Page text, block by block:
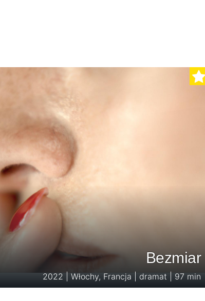
Bezmiar
2022 | Włochy, Francja | dramat | 97 min